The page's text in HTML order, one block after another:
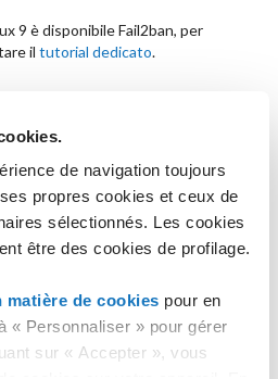
de navigation toujours
propres cookies et ceux de
sélectionnés. Les cookies
être des cookies de profilage.
matière de cookies pour en
« Personnaliser » pour gérer
sur « Accepter », vous
9 è disponibile Fail2ban, per
il tutorial dedicato.
fornito tramite SSH, con utente
di creazione.
su questo template,
di Rocky Linux 9 che lascia
aperta è: